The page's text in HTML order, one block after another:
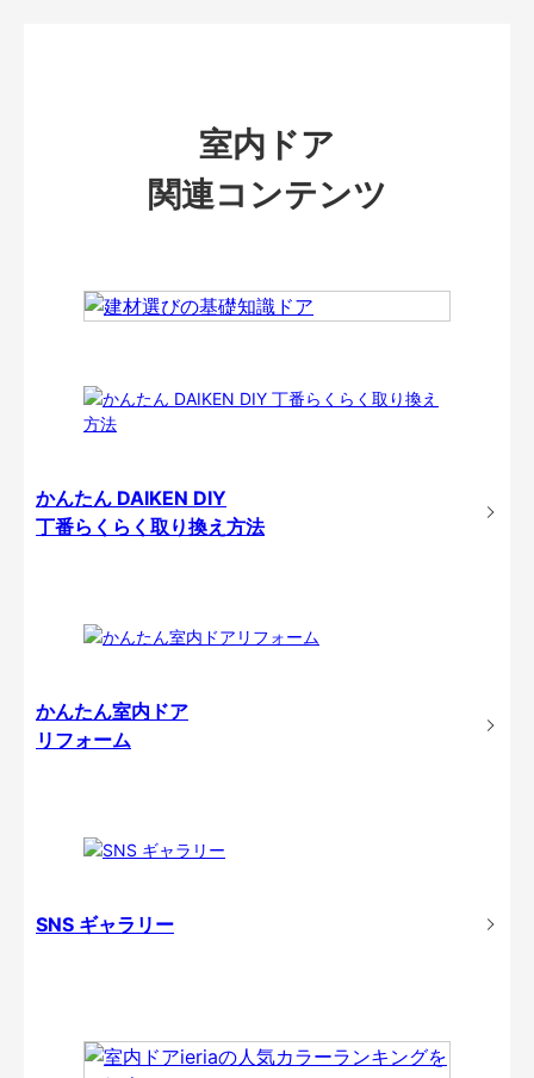
室内ドア
関連コンテンツ
かんたん DAIKEN DIY
丁番らくらく取り換え方法
かんたん室内ドア
リフォーム
SNS ギャラリー